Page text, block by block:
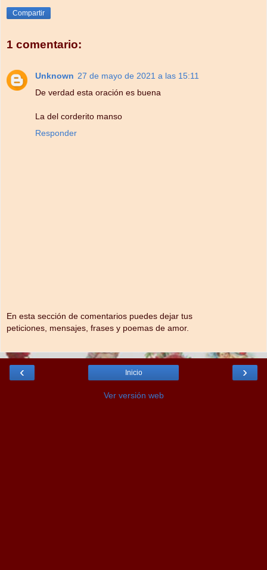
Compartir
1 comentario:
Unknown 27 de mayo de 2021 a las 15:11
De verdad esta oración es buena
La del corderito manso
Responder
En esta sección de comentarios puedes dejar tus
peticiones, mensajes, frases y poemas de amor.
‹ ›
Inicio
Ver versión web